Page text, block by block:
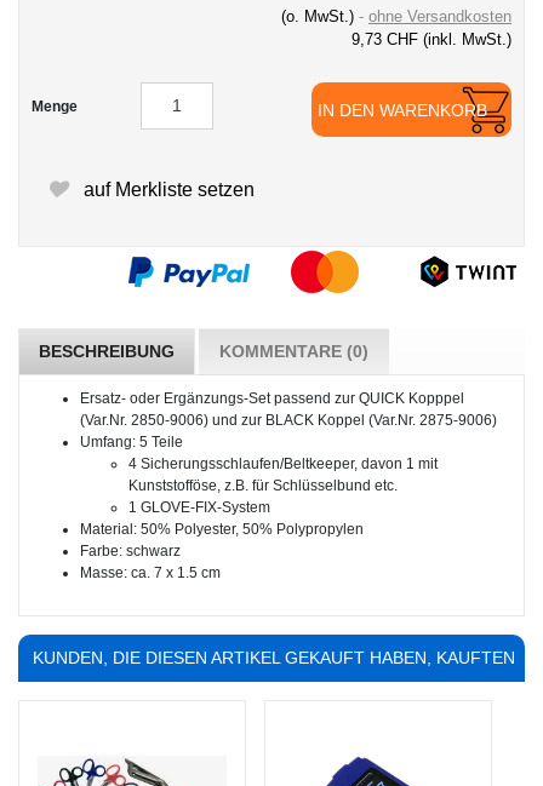
(o. MwSt.)
ohne Versandkosten
9,73 CHF (inkl. MwSt.)
Menge IN DEN WARENKORB
auf Merkliste setzen
BESCHREIBUNG KOMMENTARE (0)
Ersatz- oder Ergänzungs-Set passend zur QUICK Kopppel
(Var.Nr. 2850-9006) und zur BLACK Koppel (Var.Nr. 2875-9006)
Umfang: 5 Teile
4 Sicherungsschlaufen/Beltkeeper, davon 1 mit
Kunststofföse, z.B. für Schlüsselbund etc.
1 GLOVE-FIX-System
Material: 50% Polyester, 50% Polypropylen
Farbe: schwarz
Masse: ca. 7 x 1.5 cm
KUNDEN, DIE DIESEN ARTIKEL GEKAUFT HABEN, KAUFTEN